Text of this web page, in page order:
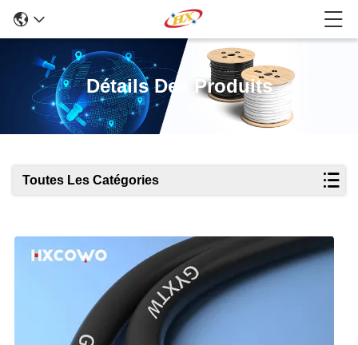
Détails Des Produits
Toutes Les Catégories